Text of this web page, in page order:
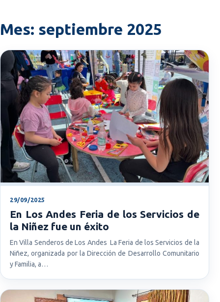
Mes: septiembre 2025
29/09/2025
En Los Andes Feria de los Servicios de
la Niñez fue un éxito
En Villa Senderos de Los Andes La Feria de los Servicios de la
Niñez, organizada por la Dirección de Desarrollo Comunitario
y Familia, a…